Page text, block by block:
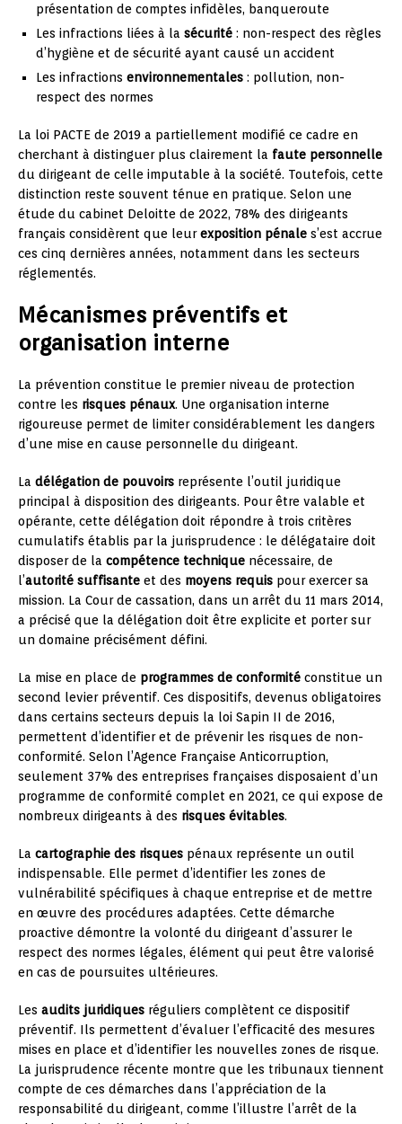
présentation de comptes infidèles, banqueroute
Les infractions liées à la sécurité : non-respect des règles
d’hygiène et de sécurité ayant causé un accident
Les infractions environnementales : pollution, non-
respect des normes
La loi PACTE de 2019 a partiellement modifié ce cadre en
cherchant à distinguer plus clairement la faute personnelle
du dirigeant de celle imputable à la société. Toutefois, cette
distinction reste souvent ténue en pratique. Selon une
étude du cabinet Deloitte de 2022, 78% des dirigeants
français considèrent que leurexposition pénale s’est accrue
ces cinq dernières années, notamment dans les secteurs
réglementés.
Mécanismes préventifs et
organisation interne
La prévention constitue le premier niveau de protection
contre les risques pénaux. Une organisation interne
rigoureuse permet de limiter considérablement les dangers
d’une mise en cause personnelle du dirigeant.
La délégation de pouvoirs représente l’outil juridique
principal à disposition des dirigeants. Pour être valable et
opérante, cette délégation doit répondre à trois critères
cumulatifs établis par la jurisprudence : le délégataire doit
disposer de la compétence technique nécessaire, de
l’autorité suffisante et des moyens requis pour exercer sa
mission. La Cour de cassation, dans un arrêt du 11 mars 2014,
a précisé que la délégation doit être explicite et porter sur
un domaine précisément défini.
La mise en place de programmes de conformité constitue un
second levier préventif. Ces dispositifs, devenus obligatoires
dans certains secteurs depuis la loi Sapin II de 2016,
permettent d’identifier et de prévenir les risques de non-
conformité. Selon l’Agence Française Anticorruption,
seulement 37% des entreprises françaises disposaient d’un
programme de conformité complet en 2021, ce qui expose de
nombreux dirigeants à des risques évitables.
La cartographie des risques pénaux représente un outil
indispensable. Elle permet d’identifier les zones de
vulnérabilité spécifiques à chaque entreprise et de mettre
en œuvre des procédures adaptées. Cette démarche
proactive démontre la volonté du dirigeant d’assurer le
respect des normes légales, élément qui peut être valorisé
en cas de poursuites ultérieures.
Les audits juridiques réguliers complètent ce dispositif
préventif. Ils permettent d’évaluer l’efficacité des mesures
mises en place et d’identifier les nouvelles zones de risque.
La jurisprudence récente montre que les tribunaux tiennent
compte de ces démarches dans l’appréciation de la
responsabilité du dirigeant, comme l’illustre l’arrêt de la